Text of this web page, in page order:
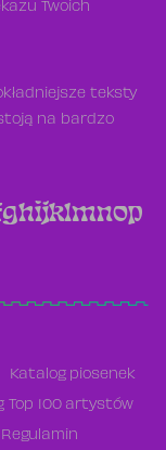
Twoich
teksty
na bardzo
ghijklmnop
Katalog piosenek
Top 100 artystów
Regulamin